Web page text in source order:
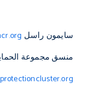
سايمون راسل
منسق مجموعة